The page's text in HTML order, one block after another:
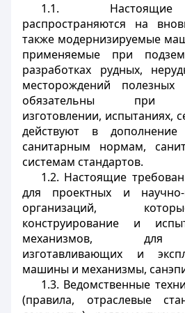
1.1. Настоящие
распространяются на
также модернизируемые
применяемые при
разработках рудных,
месторождений
обязательны при
изготовлении, испытаниях,
действуют в
санитарным нормам,
системам стандартов.
1.2. Настоящие
для проектных и научно-
организаций,
конструирование и
механизмов, для
изготавливающих и
машины и механизмы,
1.3. Ведомственные
(правила, отраслевые